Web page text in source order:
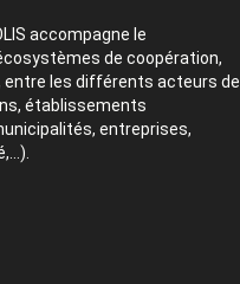
accompagne le
de coopération,
entre les différents acteurs de
établissements
entreprises,